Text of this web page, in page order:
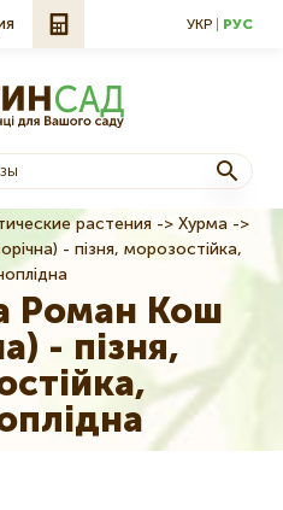
УКР РУС
растения
Хурма
- пізня, морозостійка,
Роман Кош
- пізня,